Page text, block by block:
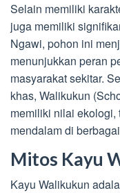
Selain memiliki
juga memiliki
Ngawi, pohon ini
menunjukkan peran
masyarakat sekitar.
khas, Walikukun
memiliki nilai
mendalam di
Mitos Kayu
Kayu Walikukun